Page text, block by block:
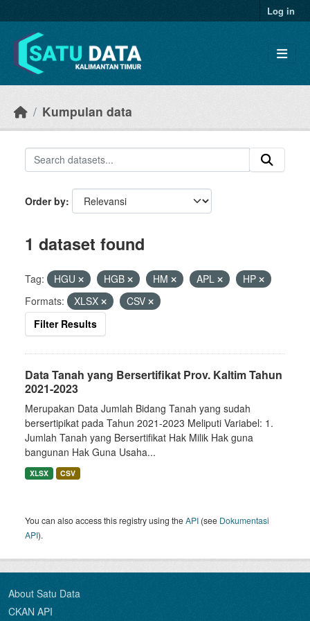
Log in
Kumpulan data
Order by
1 dataset found
Tag: HGU HGB HM APL
HP
Formats:
XLSX
CSV
Filter Results
Data Tanah yang Bersertifikat Prov. Kaltim Tahun
2021-2023
Merupakan Data Jumlah Bidang Tanah yang sudah
bersertipikat pada Tahun 2021-2023 Meliputi Variabel: 1.
Jumlah Tanah yang Bersertifikat Hak Milik Hak guna
bangunan Hak Guna Usaha...
XLSX CSV
You can also access this registry using theAPI (see Dokumentasi
API).
About Satu Data
CKAN API